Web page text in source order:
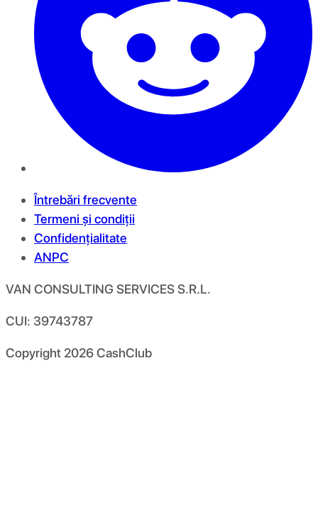
Întrebări frecvente
Termeni și condiții
Confidențialitate
ANPC
VAN CONSULTING SERVICES S.R.L.
CUI: 39743787
Copyright 2026CashClub